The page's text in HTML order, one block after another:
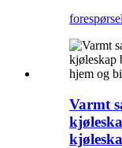
forespørsel
Varmt